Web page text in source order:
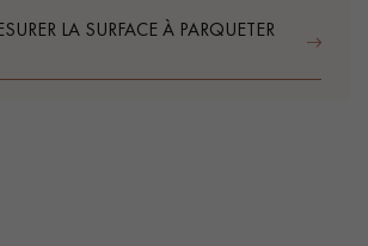
LA SURFACE À PARQUETER